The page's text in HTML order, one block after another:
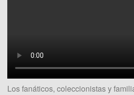
Los fanáticos, coleccionistas y